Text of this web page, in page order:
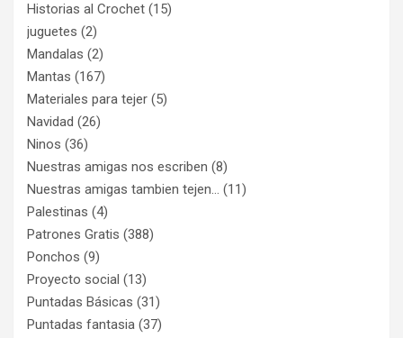
Historias al Crochet (15)
juguetes (2)
Mandalas (2)
Mantas (167)
Materiales para tejer (5)
Navidad (26)
Ninos (36)
Nuestras amigas nos escriben (8)
Nuestras amigas tambien tejen… (11)
Palestinas (4)
Patrones Gratis (388)
Ponchos (9)
Proyecto social (13)
Puntadas Básicas (31)
Puntadas fantasia (37)